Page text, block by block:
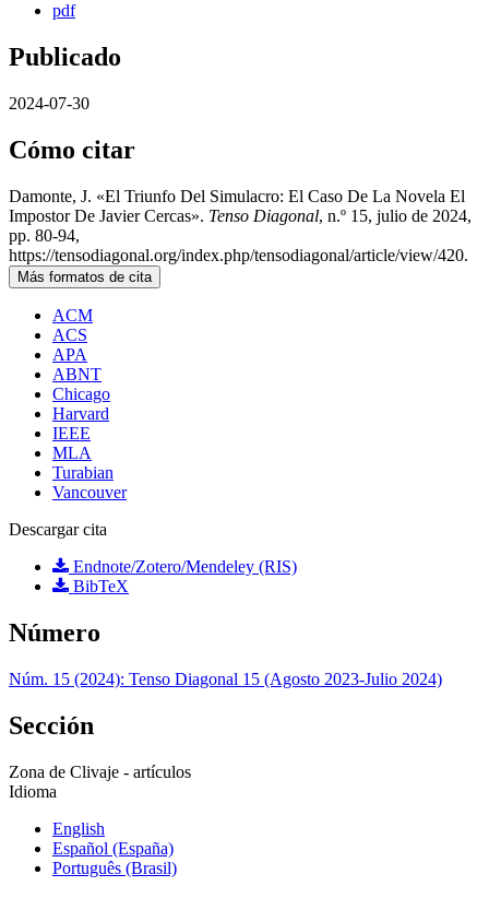
pdf
Publicado
2024-07-30
Cómo citar
Damonte, J. «El Triunfo Del Simulacro: El Caso De La Novela El
Impostor De Javier Cercas». Tenso Diagonal, n.º 15, julio de 2024,
pp. 80-94,
https://tensodiagonal.org/index.php/tensodiagonal/article/view/420.
Más formatos de cita
ACM
ACS
APA
ABNT
Chicago
Harvard
IEEE
MLA
Turabian
Vancouver
Descargar cita
Endnote/Zotero/Mendeley (RIS)
BibTeX
Número
Núm. 15 (2024): Tenso Diagonal 15 (Agosto 2023-Julio 2024)
Sección
Zona de Clivaje - artículos
Idioma
English
Español (España)
Português (Brasil)